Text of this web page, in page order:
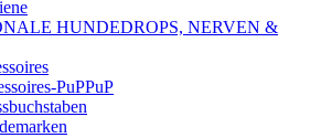
HUNDEDROPS, NERVEN &
PuPPuP